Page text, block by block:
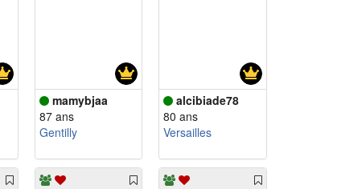
mamybjaa
87 ans
Gentilly
alcibiade78
80 ans
Versailles